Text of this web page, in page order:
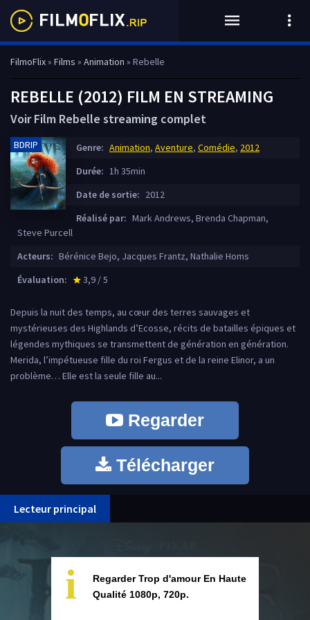
FilmoFlix» Films » Animation » Rebelle
REBELLE (2012) FILM EN STREAMING
Voir Film Rebelle streaming complet
BDRIP Genre: Animation, Aventure, Comédie, 2012
Durée: 1h 35min
Date de sortie: 2012
Réalisé par: Mark Andrews, Brenda Chapman,
Steve Purcell
Acteurs: Bérénice Bejo, Jacques Frantz, Nathalie Homs
Évaluation:
star_rate
3,9 / 5
Depuis la nuit des temps, au cœur des terres sauvages et
mystérieuses des Highlands d’Ecosse, récits de batailles épiques et
légendes mythiques se transmettent de génération en génération.
Merida, l’impétueuse fille du roi Fergus et de la reine Elinor, a un
problème… Elle est la seule fille au...
Regarder
Télécharger
Lecteur principal
i
Regarder Trop d'amour En Haute
Qualité 1080p, 720p.